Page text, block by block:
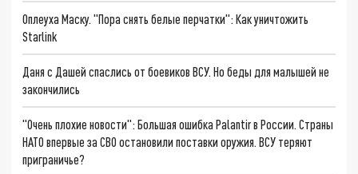
Оплеуха Маску. "Пора снять белые перчатки": Как уничтожить
Starlink
Даня с Дашей спаслись от боевиков ВСУ. Но беды для малышей не
закончились
"Очень плохие новости": Большая ошибка Palantir в России. Страны
НАТО впервые за СВО остановили поставки оружия. ВСУ теряют
приграничье?